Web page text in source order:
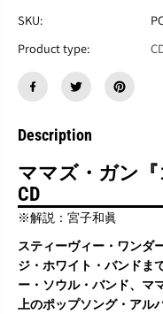
A
A
U
『
G
D
E
N
D
S
』
G
U
O
L
E
N
D
Y
S
』
SKU:
Product type:
Description
ママズ・ガン『
CD
※解説：宮子和眞
スティーヴィー・ワンダ
ジ・ホワイト・バンドま
ー・ソウル・バンド、マ
上のポップソング・アル